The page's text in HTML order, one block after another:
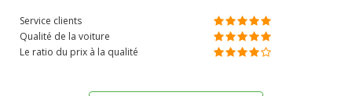
Service clients
Qualité de la voiture
Le ratio du prix à la qualité